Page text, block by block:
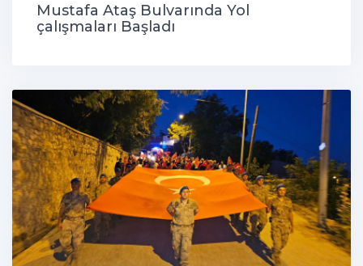
Mustafa Ataş Bulvarında Yol
çalışmaları Başladı